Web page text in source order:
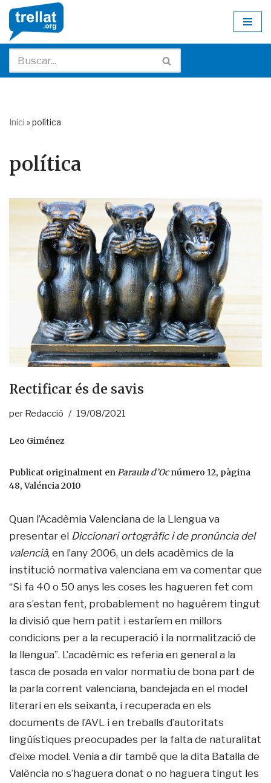
Skip
to
content
Inici »política
política
Rectificar és de savis
per Redacció 19/08/2021
Leo Giménez
Publicat originalment enParaula d’Ocnúmero 12, pàgina
48, Valéncia 2010
Quan l’Acadèmia Valenciana de la Llengua va
presentar el Diccionari ortogràfic i de pronúncia del
valencià, en l’any 2006, un dels acadèmics de la
institució normativa valenciana em va comentar que
“Si fa 40 o 50 anys les coses les hagueren fet com
ara s’estan fent, probablement no haguérem tingut
la divisió que hem patit i estaríem en millors
condicions per a la recuperació i la normalització de
la llengua”. L’acadèmic es referia en general a la
tasca de posada en valor normatiu de bona part de
la parla corrent valenciana, bandejada en el model
literari en els seixanta, i recuperada en els
documents de l’AVL i en treballs d’autoritats
lingüístiques preocupades per la falta de naturalitat
d’eixe model. Venia a dir també que la dita Batalla de
València no s’haguera donat o no haguera tingut les